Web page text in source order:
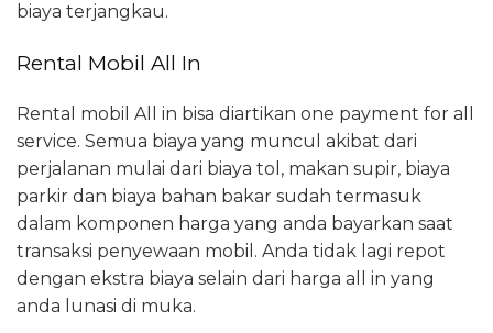
biaya terjangkau.
Rental Mobil All In
Rental mobil All in bisa diartikan one payment for all
service. Semua biaya yang muncul akibat dari
perjalanan mulai dari biaya tol, makan supir, biaya
parkir dan biaya bahan bakar sudah termasuk
dalam komponen harga yang anda bayarkan saat
transaksi penyewaan mobil. Anda tidak lagi repot
dengan ekstra biaya selain dari harga all in yang
anda lunasi di muka.